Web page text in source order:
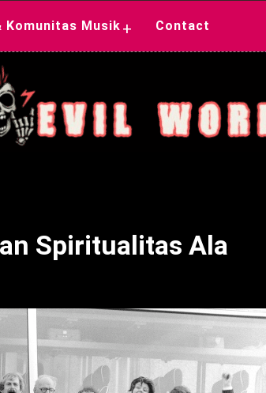
Komunitas Musik + Contact
Spiritualitas Ala